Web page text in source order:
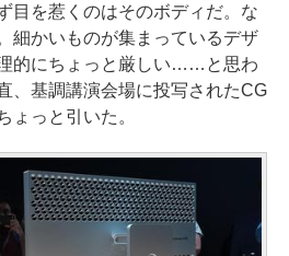
目を惹くのはそのボディだ。な
細かいものが集まっているデザ
的にちょっと厳しい……と思わ
、基調講演会場に投写されたCG
ょっと引いた。